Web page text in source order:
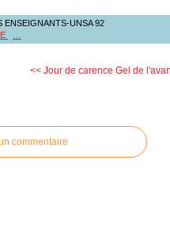
ENSEIGNANTS-UNSA 92
<< Jour de carence Gel de
commentaire